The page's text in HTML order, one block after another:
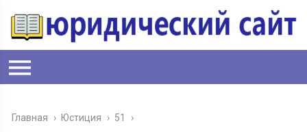
Главная › Юстиция › 51 ›